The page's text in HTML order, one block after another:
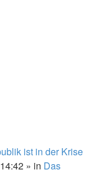
ist in der Krise
» in Das